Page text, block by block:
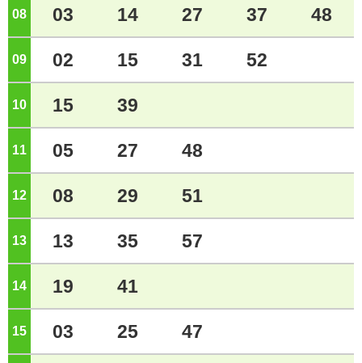
08 03 14 27 37 48
09 02 15 31 52
10 15 39
11 05 27 48
12 08 29 51
13 13 35 57
14 19 41
15 03 25 47